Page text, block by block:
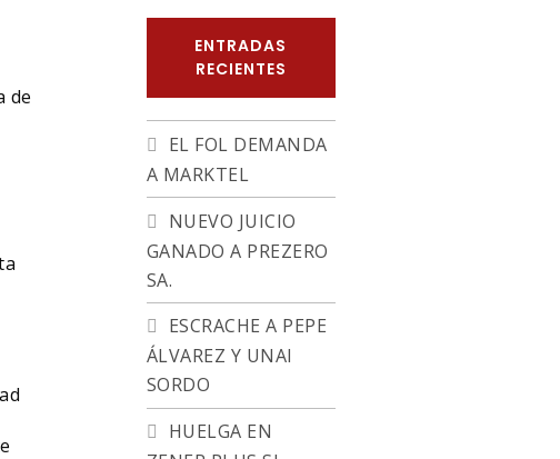
de
ENTRADAS
RECIENTES
EL FOL DEMANDA
A MARKTEL
NUEVO JUICIO
GANADO A PREZERO
SA.
ESCRACHE A PEPE
ÁLVAREZ Y UNAI
SORDO
HUELGA EN